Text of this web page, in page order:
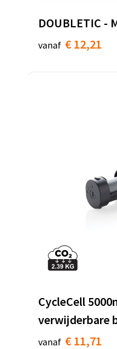
DOUBLETIC -
vanaf € 12,21
CycleCell
verwijderbare
vanaf € 11,71